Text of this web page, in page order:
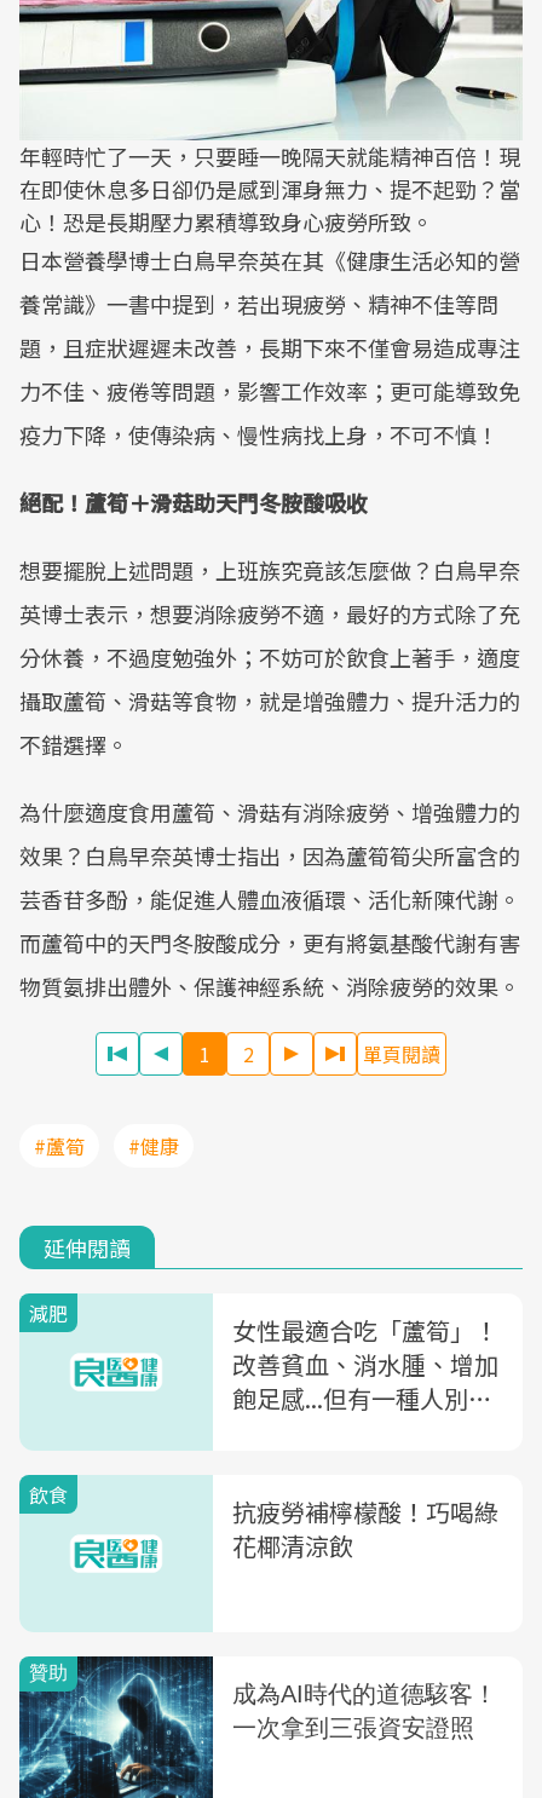
年輕時忙了一天，只要睡一晚隔天就能精神百倍！現
在即使休息多日卻仍是感到渾身無力、提不起勁？當
心！恐是長期壓力累積導致身心疲勞所致。
日本營養學博士白鳥早奈英在其《健康生活必知的營
養常識》一書中提到，若出現疲勞、精神不佳等問
題，且症狀遲遲未改善，長期下來不僅會易造成專注
力不佳、疲倦等問題，影響工作效率；更可能導致免
疫力下降，使傳染病、慢性病找上身，不可不慎！
絕配！蘆筍＋滑菇助天門冬胺酸吸收
想要擺脫上述問題，上班族究竟該怎麼做？白鳥早奈
英博士表示，想要消除疲勞不適，最好的方式除了充
分休養，不過度勉強外；不妨可於飲食上著手，適度
攝取蘆筍、滑菇等食物，就是增強體力、提升活力的
不錯選擇。
為什麼適度食用蘆筍、滑菇有消除疲勞、增強體力的
效果？白鳥早奈英博士指出，因為蘆筍筍尖所富含的
芸香苷多酚，能促進人體血液循環、活化新陳代謝。
而蘆筍中的天門冬胺酸成分，更有將氨基酸代謝有害
物質氨排出體外、保護神經系統、消除疲勞的效果。
1 2 單頁閱讀
#蘆筍 #健康
延伸閱讀
減肥
女性最適合吃「蘆筍」！
改善貧血、消水腫、增加
飽足感...但有一種人別多
飲食
抗疲勞補檸檬酸！巧喝綠
花椰清涼飲